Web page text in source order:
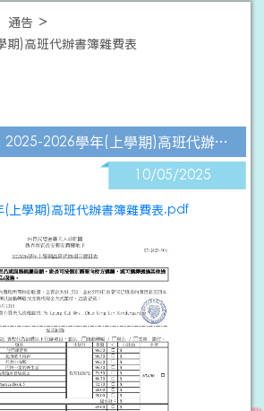
通告
期)高班代辦書簿雜費表
2025-2026學年(上學期)高班代辦書簿雜費表
10/05/2025
上學期)高班代辦書簿雜費表.pdf